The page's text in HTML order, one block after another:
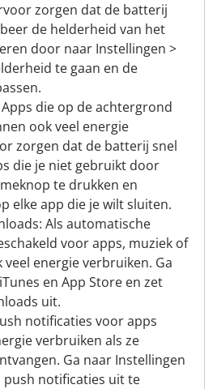
zorgen dat de batterij
de helderheid van het
door naar Instellingen >
te gaan en de
die op de achtergrond
ook veel energie
zorgen dat de batterij snel
die je niet gebruikt door
te drukken en
elke app die je wilt sluiten.
Als automatische
voor apps, muziek of
energie verbruiken. Ga
en App Store en zet
uit.
notificaties voor apps
verbruiken als ze
Ga naar Instellingen
push notificaties uit te